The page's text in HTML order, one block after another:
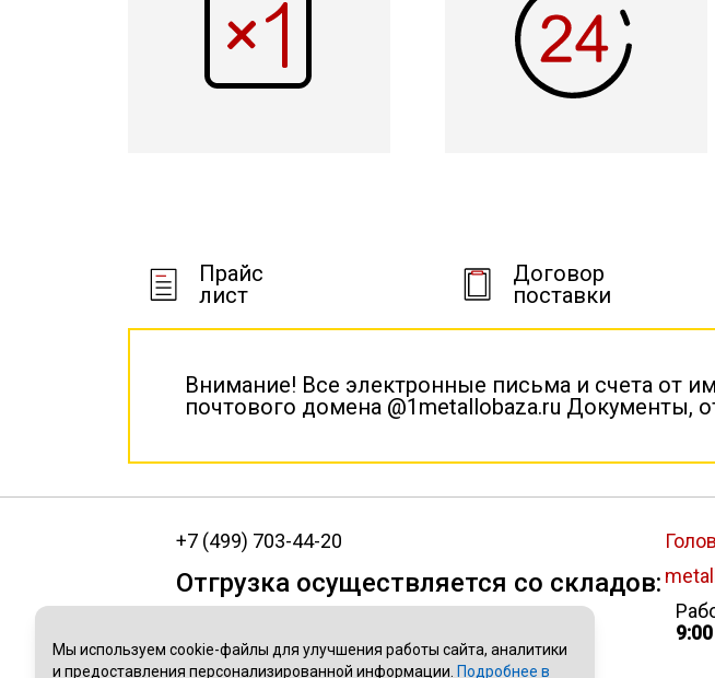
Прайс
лист
Договор
поставки
Внимание! Все электронные письма и счета от
почтового домена @1metallobaza.ru Документы,
+7 (499) 703-44-20
Отгрузка осуществляется со складов:
МО, г. Лыткарино, ул.Парковая, 11
Мы используем cookie-файлы для улучшения работы сайта, аналитики
и предоставления персонализированной информации. Подробнее в